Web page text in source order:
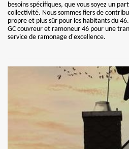
besoins spécifiques, que vous soyez un
collectivité. Nous sommes fiers de
propre et plus sûr pour les habitants du
GC couvreur et ramoneur 46 pour une
service de ramonage d'excellence.